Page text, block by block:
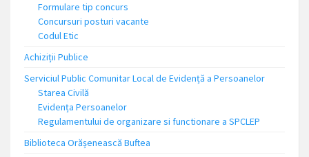
Formulare tip concurs
Concursuri posturi vacante
Codul Etic
Achiziții Publice
Serviciul Public Comunitar Local de Evidență a Persoanelor
Starea Civilă
Evidența Persoanelor
Regulamentului de organizare si functionare a SPCLEP
Biblioteca Orășenească Buftea